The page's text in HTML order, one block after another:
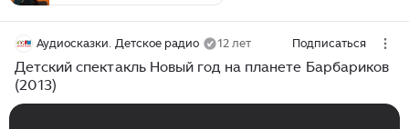
Аудиосказки. Детское радио 12 лет Подписаться
Детский спектакль Новый год на планете Барбариков
(2013)